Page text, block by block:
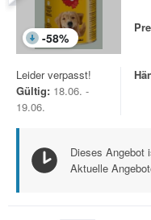
-58%
Leider verpasst!
Gültig: 18.06. -
19.06.
Dieses Angebot
Aktuelle